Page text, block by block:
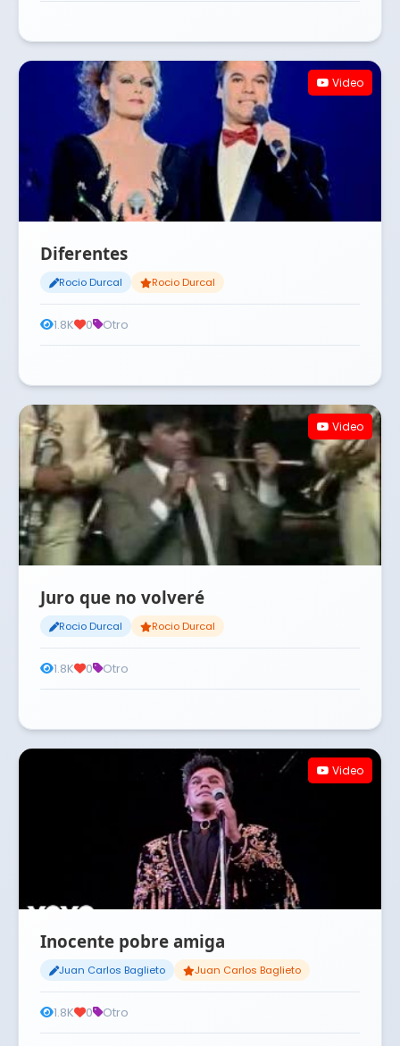
Video
Diferentes
Rocio Durcal Rocio Durcal
1.8K 0 Otro
Video
Juro que no volveré
Rocio Durcal Rocio Durcal
1.8K 0 Otro
Video
Inocente pobre amiga
Juan Carlos Baglieto Juan Carlos Baglieto
1.8K 0 Otro